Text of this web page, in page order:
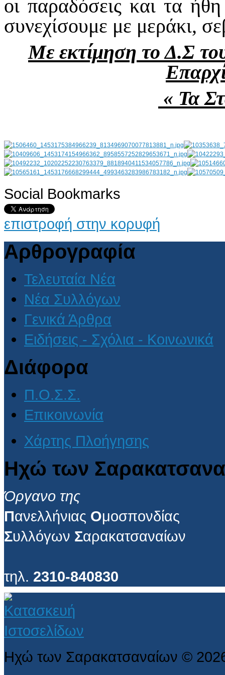
οι παραδόσεις και τα
συνεχίσουμε με μεράκι,
Με εκτίμηση το Δ.Σ
« Τα
AdmirorGallery 4.5.0, author/s Vasiljevski& Kekeljevic
Social Bookmarks
επιστροφή στην κορυφή
Αρθρογραφία
Τελευταία Νέα
Νέα Συλλόγων
Γενικά Άρθρα
Ειδήσεις - Σχόλια - Κοινωνικά
Διάφορα
Π.Ο.Σ.Σ.
Επικοινωνία
Χάρτης Πλοήγησης
Ηχώ των
Όργανο της
Πανελλήνιας Ομοσπονδίας
Συλλόγων Σαρακατσαναίων
τηλ. 2310-840830
Ηχώ των Σαρακατσαναίων ©